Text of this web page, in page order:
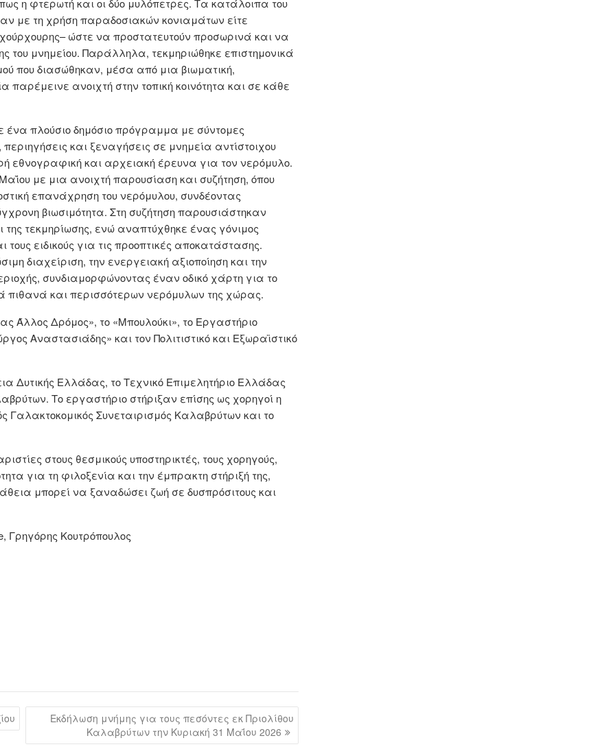
η φτερωτή και οι δύο μυλόπετρες. Τα κατάλοιπα του
με τη χρήση παραδοσιακών κονιαμάτων είτε
ώστε να προστατευτούν προσωρινά και να
του μνημείου. Παράλληλα, τεκμηριώθηκε επιστημονικά
που διασώθηκαν, μέσα από μια βιωματική,
παρέμεινε ανοιχτή στην τοπική κοινότητα και σε κάθε
ένα πλούσιο δημόσιο πρόγραμμα με σύντομες
και ξεναγήσεις σε μνημεία αντίστοιχου
εθνογραφική και αρχειακή έρευνα για τον νερόμυλο.
με μια ανοιχτή παρουσίαση και συζήτηση, όπου
επανάχρηση του νερόμυλου, συνδέοντας
βιωσιμότητα. Στη συζήτηση παρουσιάστηκαν
τεκμηρίωσης, ενώ αναπτύχθηκε ένας γόνιμος
τους ειδικούς για τις προοπτικές αποκατάστασης.
διαχείριση, την ενεργειακή αξιοποίηση και την
συνδιαμορφώνοντας έναν οδικό χάρτη για το
πιθανά και περισσότερων νερόμυλων της χώρας.
Άλλος Δρόμος», το «Μπουλούκι», το Εργαστήριο
Αναστασιάδης» και τον Πολιτιστικό και Εξωραϊστικό
Δυτικής Ελλάδας, το Τεχνικό Επιμελητήριο Ελλάδας
Το εργαστήριο στήριξαν επίσης ως χορηγοί η
Συνεταιρισμός Καλαβρύτων και το
στους θεσμικούς υποστηρικτές, τους χορηγούς,
για τη φιλοξενία και την έμπρακτη στήριξή της,
μπορεί να ξαναδώσει ζωή σε δυσπρόσιτους και
Γρηγόρης Κουτρόπουλος
Εκδήλωση μνήμης για τους πεσόντες εκ Πριολίθου
Καλαβρύτων την Κυριακή 31 Μαΐου 2026